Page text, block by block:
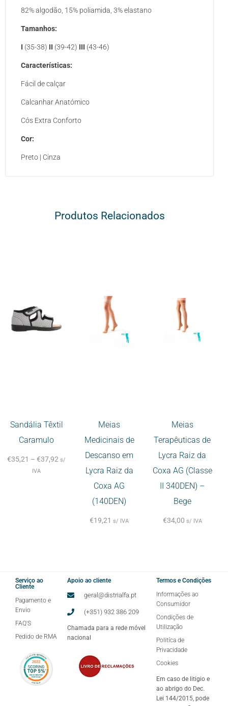
82% algodão, 15% poliamida, 3% elastano
Tamanhos:
I (35-38) II (39-42) III (43-46)
Características:
Fácil de calçar
Calcanhar Anatómico
Cós Extra Conforto
Cor:
Preto | Cinza
Produtos Relacionados
Sandália Têxtil
Caramulo
€35,21 – €37,92 s/
IVA
Meias
Medicinais de
Descanso em
Lycra Raiz da
Coxa AG
(140DEN)
€19,21 s/ IVA
Meias
Terapêuticas de
Lycra Raiz da
Coxa AG (Classe
II 340DEN) –
Bege
€34,00 s/ IVA
Serviço ao
Cliente
Pagamento e
Envio
FAQ'S
Pedido de RMA
Apoio ao cliente
geral@distrialfa.pt
(+351) 932 386 209
Chamada para a rede móvel
nacional
Termos e Condições
Informações ao
Consumidor
Condições de
Utilização
Politíca de
Privacidade
Cookies
Em caso de litigio e
ao abrigo do Dec.
Lei 144/2015, pode